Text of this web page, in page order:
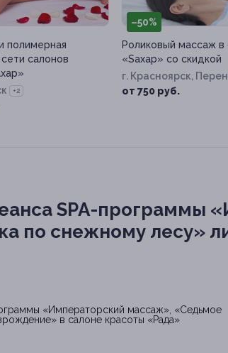
полимерная
салонов
+2
–50%
Роликовый массаж в
«Sахар» со скидкой
г. Красноярск,
1
от 750 руб.
SPA-программы
по снежному лесу»